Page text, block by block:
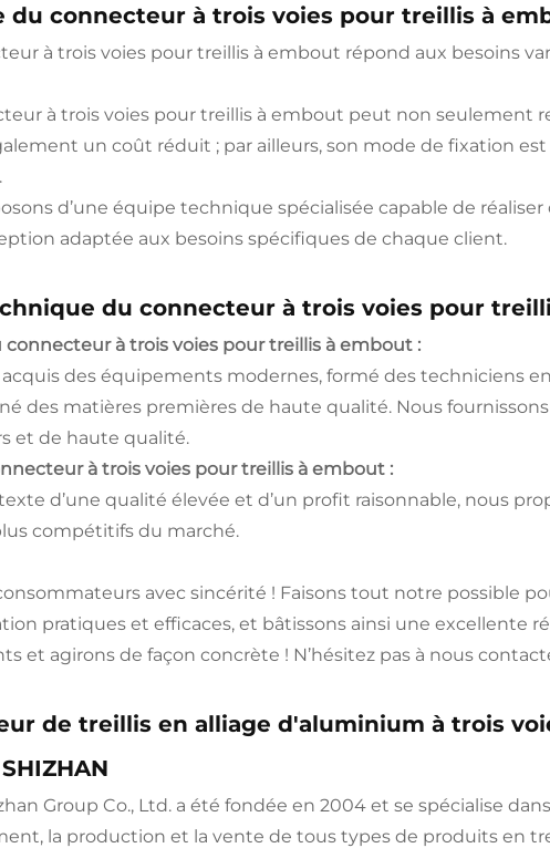
du connecteur à trois voies pour treillis à
à trois voies pour treillis à embout répond aux besoins
à trois voies pour treillis à embout peut non seulement
un coût réduit ; par ailleurs, son mode de fixation
d’une équipe technique spécialisée capable de
adaptée aux besoins spécifiques de chaque client.
du connecteur à trois voies pour
connecteur à trois voies pour treillis à embout :
acquis des équipements modernes, formé des techniciens
des matières premières de haute qualité. Nous
et de haute qualité.
à trois voies pour treillis à embout :
d’une qualité élevée et d’un profit raisonnable, nous
compétitifs du marché.
avec sincérité ! Faisons tout notre possible
pratiques et efficaces, et bâtissons ainsi une excellente
et agirons de façon concrète ! N’hésitez pas à nous
de treillis en alliage d'aluminium à trois
Group Co., Ltd. a été fondée en 2004 et se spécialise
la production et la vente de tous types de produits en